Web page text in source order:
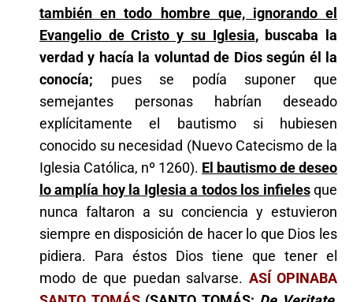
también en todo hombre que, ignorando el
Evangelio de Cristo y su Iglesia, buscaba la
verdad y hacía la voluntad de Dios según él la
conocía; pues se podía suponer que
semejantes personas habrían deseado
explícitamente el bautismo si hubiesen
conocido su necesidad (Nuevo Catecismo de la
Iglesia Católica, nº 1260). El bautismo de deseo
lo amplía hoy la Iglesia a todos los infielesque
nunca faltaron a su conciencia y estuvieron
siempre en disposición de hacer lo que Dios les
pidiera. Para éstos Dios tiene que tener el
modo de que puedan salvarse. ASÍ OPINABA